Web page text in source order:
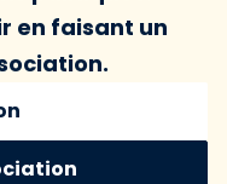
en faisant un